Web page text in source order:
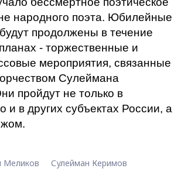
народного поэта. Юбилейные
продолжены в течение
- торжественные и
мероприятия, связанные
Сулеймана
пройдут не только в
и в других субъектах России, а
Меликов Сулейман Керимов